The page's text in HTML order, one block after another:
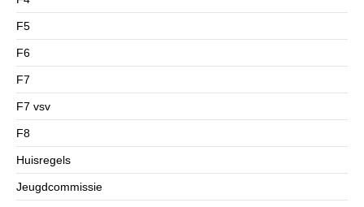
F5
F6
F7
F7 vsv
F8
Huisregels
Jeugdcommissie